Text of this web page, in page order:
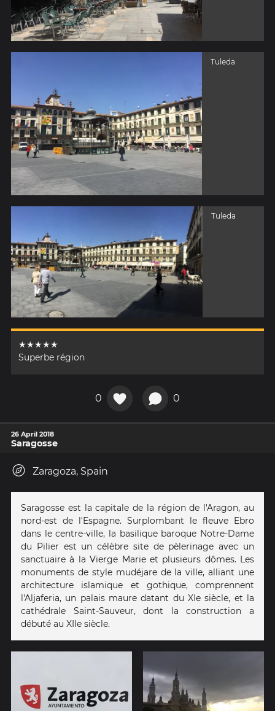
Tuleda
Tuleda
★★★★★
Superbe région
0 0
26 April 2018
Saragosse
Zaragoza, Spain
Saragosse est la capitale de la région de l'Aragon, au
nord-est de l'Espagne. Surplombant le fleuve Ebro
dans le centre-ville, la basilique baroque Notre-Dame
du Pilier est un célèbre site de pèlerinage avec un
sanctuaire à la Vierge Marie et plusieurs dômes. Les
monuments de style mudéjare de la ville, alliant une
architecture islamique et gothique, comprennent
l'Aljaferia, un palais maure datant du XIe siècle, et la
cathédrale Saint-Sauveur, dont la construction a
débuté au XIIe siècle.